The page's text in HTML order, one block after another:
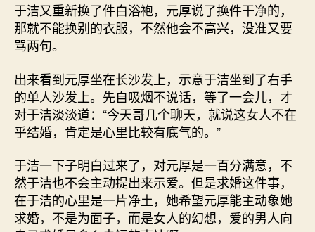
于洁又重新换了件白浴袍，元厚说了换件干净的，
那就不能换别的衣服，不然他会不高兴，没准又要
骂两句。
出来看到元厚坐在长沙发上，示意于洁坐到了右手
的单人沙发上。先自吸烟不说话，等了一会儿，才
对于洁淡淡道：“今天哥几个聊天，就说这女人不在
乎结婚，肯定是心里比较有底气的。”
于洁一下子明白过来了，对元厚是一百分满意，不
然于洁也不会主动提出来示爱。但是求婚这件事，
在于洁的心里是一片净土，她希望元厚能主动象她
求婚，不是为面子，而是女人的幻想，爱的男人向